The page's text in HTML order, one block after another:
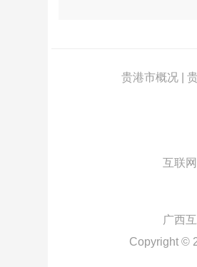
贵港市概况
互联
广西
Copyright ©